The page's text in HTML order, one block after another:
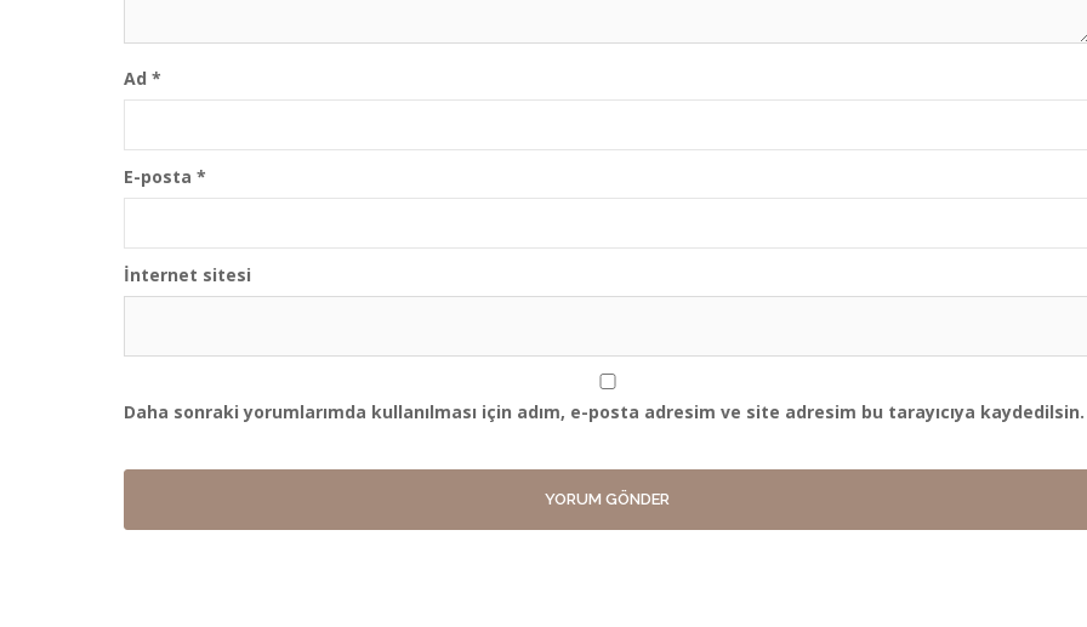
Ad *
E-posta *
İnternet sitesi
Daha sonraki yorumlarımda kullanılması için adım, e-posta adresim ve site adresim bu tarayıcıya kaydedilsin.